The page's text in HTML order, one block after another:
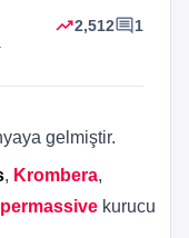
trending_up2,512comment1
gelmiştir.
, Krombera,
kurucu